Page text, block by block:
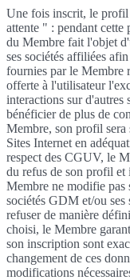
Une fois inscrit, le profil
attente " : pendant
du Membre fait l'objet
ses sociétés affiliées
fournies par le Membre
offerte à l'utilisateur
interactions sur d'autres
bénéficier de plus de
Membre, son profil sera
Sites Internet en
respect des CGUV, le
du refus de son profil
Membre ne modifie
sociétés GDM et/ou ses
refuser de manière
choisi, le Membre
son inscription sont
changement de ces
modifications